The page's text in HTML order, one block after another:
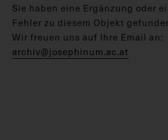
Sie haben eine Ergänzung oder
Fehler zu diesem Objekt
Wir freuen uns auf Ihre Email an:
archiv@josephinum.ac.at